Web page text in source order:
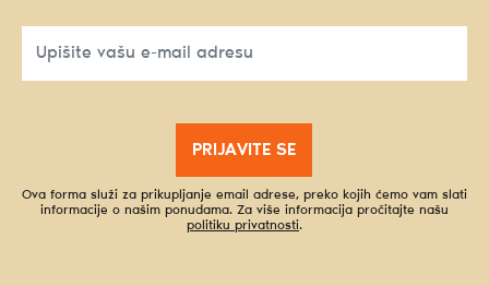
PRIJAVITE SE
Ova forma služi za prikupljanje email adrese, preko kojih ćemo vam slati
informacije o našim ponudama. Za više informacija pročitajte našu
politiku privatnosti.